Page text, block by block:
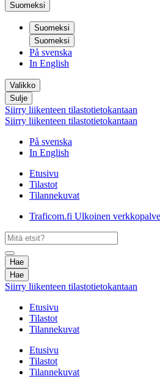
Suomeksi
Suomeksi
Suomeksi
På svenska
In English
Valikko
Sulje
Siirry liikenteen tilastotietokantaan
Siirry liikenteen tilastotietokantaan
På svenska
In English
Etusivu
Tilastot
Tilannekuvat
Traficom.fi Ulkoinen
Hae
Hae
Siirry liikenteen tilastotietokantaan
Etusivu
Tilastot
Tilannekuvat
Etusivu
Tilastot
Tilannekuvat